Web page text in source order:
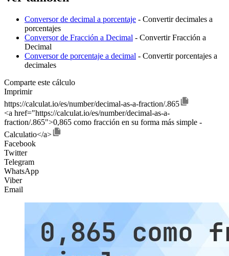
Conversor de decimal a porcentaje - Convertir decimales a
porcentajes
Conversor de Fracción a Decimal - Convertir Fracción a
Decimal
Conversor de porcentaje a decimal - Convertir porcentajes a
decimales
Comparte este cálculo
Imprimir
https://calculat.io/es/number/decimal-as-a-fraction/.865
<a href="https://calculat.io/es/number/decimal-as-a-
fraction/.865">0,865 como fracción en su forma más simple -
Calculatio</a>
Facebook
Twitter
Telegram
WhatsApp
Viber
Email